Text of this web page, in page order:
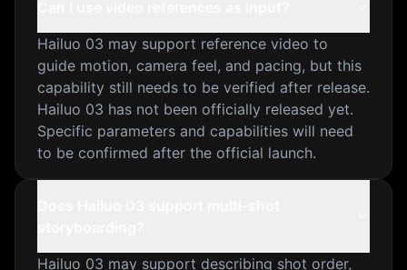
Hailuo 03 may support reference video to
guide motion, camera feel, and pacing, but this
capability still needs to be verified after release.
Hailuo 03 has not been officially released yet.
Specific parameters and capabilities will need
to be confirmed after the official launch.
Hailuo 03 may support describing shot order,